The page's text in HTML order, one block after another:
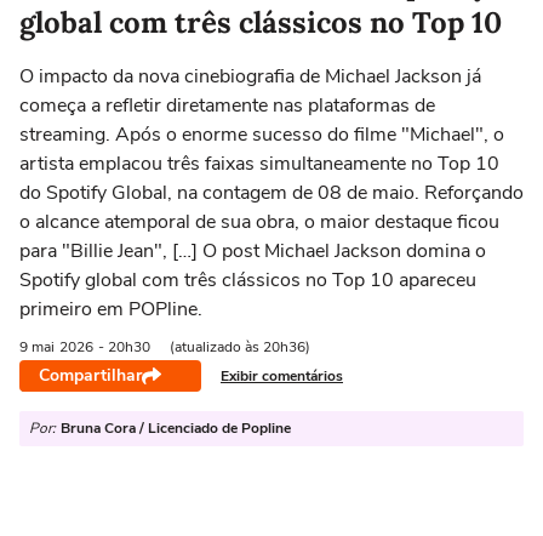
global com três clássicos no Top 10
O impacto da nova cinebiografia de Michael Jackson já
começa a refletir diretamente nas plataformas de
streaming. Após o enorme sucesso do filme "Michael", o
artista emplacou três faixas simultaneamente no Top 10
do Spotify Global, na contagem de 08 de maio. Reforçando
o alcance atemporal de sua obra, o maior destaque ficou
para "Billie Jean", […] O post Michael Jackson domina o
Spotify global com três clássicos no Top 10 apareceu
primeiro em POPline.
9 mai 2026 - 20h30 (atualizado às 20h36)
Compartilhar Exibir comentários
Por: Bruna Cora / Licenciado de Popline